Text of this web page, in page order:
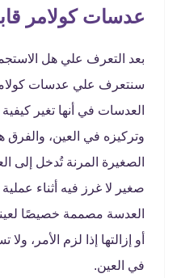
عدسات كولامر
بعد التعرف علي هل
سنتعرف علي عدسات
العدسات في أنها تغير كيفية
وتركيزه في العين، والفرق
الصغيرة المرنة تُدخل إلى
صغير لا غرز فيه أثناء
العدسة مصممة خصيصًا
أو إزالتها إذا لزم الأمر،
في العين.